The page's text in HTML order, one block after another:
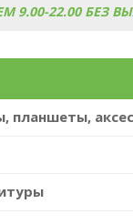
9.00-22.00 БЕЗ
планшеты,